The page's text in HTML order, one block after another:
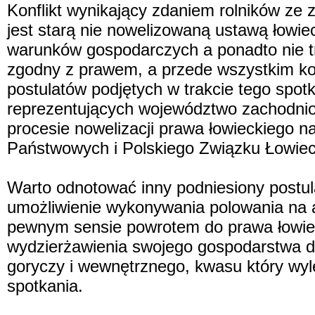
Konflikt wynikający zdaniem rolników ze
jest starą nie nowelizowaną ustawą
warunków gospodarczych a ponadto nie
zgodny z prawem, a przede wszystkim
postulatów podjętych w trakcie tego
reprezentujących województwo
procesie nowelizacji prawa łowieckiego
Państwowych i Polskiego Związku
Warto odnotować inny podniesiony
umożliwienie wykonywania polowania na
pewnym sensie powrotem do prawa
wydzierżawienia swojego gospodarstwa
goryczy i wewnętrznego, kwasu który
spotkania.